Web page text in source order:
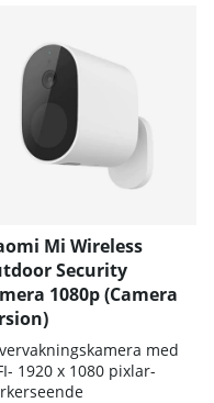
Mi Wireless
Security
1080p (Camera
med
1920 x 1080 pixlar-